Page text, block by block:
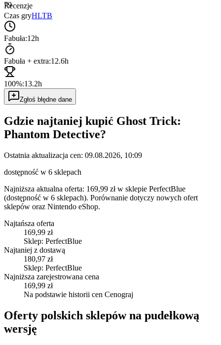
79
Recenzje
Czas gryHLTB
Fabuła:12h
Fabuła + extra:12.6h
100%:13.2h
Zgłoś błędne dane
Gdzie najtaniej kupić Ghost Trick:
Phantom Detective?
Ostatnia aktualizacja cen: 09.08.2026, 10:09
dostępność w 6 sklepach
Najniższa aktualna oferta: 169,99 zł w sklepie PerfectBlue
(dostępność w 6 sklepach). Porównanie dotyczy nowych ofert
sklepów oraz Nintendo eShop.
Najtańsza oferta
169,99 zł
Sklep: PerfectBlue
Najtaniej z dostawą
180,97 zł
Sklep: PerfectBlue
Najniższa zarejestrowana cena
169,99 zł
Na podstawie historii cen Cenograj
Oferty polskich sklepów na pudełkową
wersję